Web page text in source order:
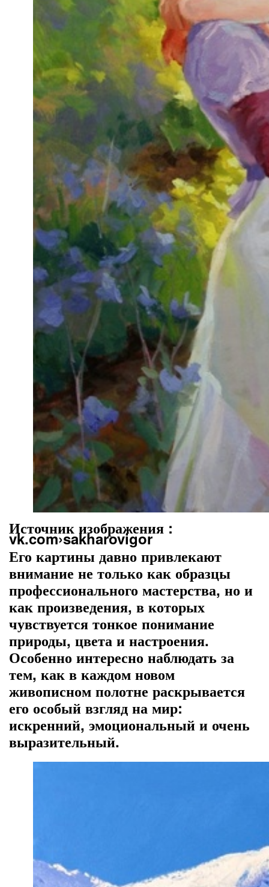
Источник изображения :
vk.com›sakharovigor
Его картины давно привлекают
внимание не только как образцы
профессионального мастерства, но и
как произведения, в которых
чувствуется тонкое понимание
природы, цвета и настроения.
Особенно интересно наблюдать за
тем, как в каждом новом
живописном полотне раскрывается
его особый взгляд на мир:
искренний, эмоциональный и очень
выразительный.